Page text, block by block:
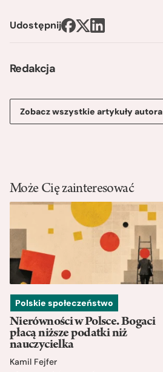
Redakcja
Zobacz wszystkie artykuły autora
Udostępnij
Może Cię zainteresować
Polskie społeczeństwo
Nierówności w Polsce. Bogaci
płacą niższe podatki niż
nauczycielka
Kamil Fejfer